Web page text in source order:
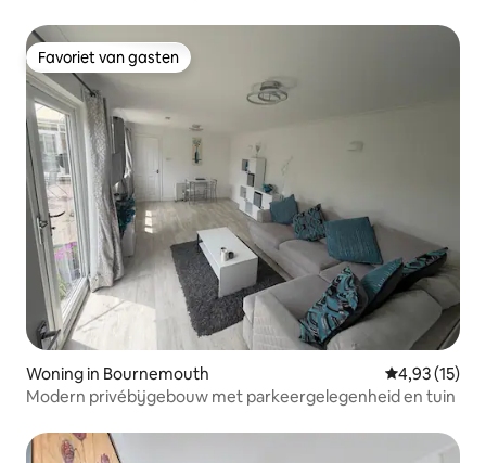
Favoriet van gasten
Favoriet van gasten
Woning in Bournemouth Gemiddelde
4,93 (15)
Modern privébijgebouw met parkeergelegenheid en tuin